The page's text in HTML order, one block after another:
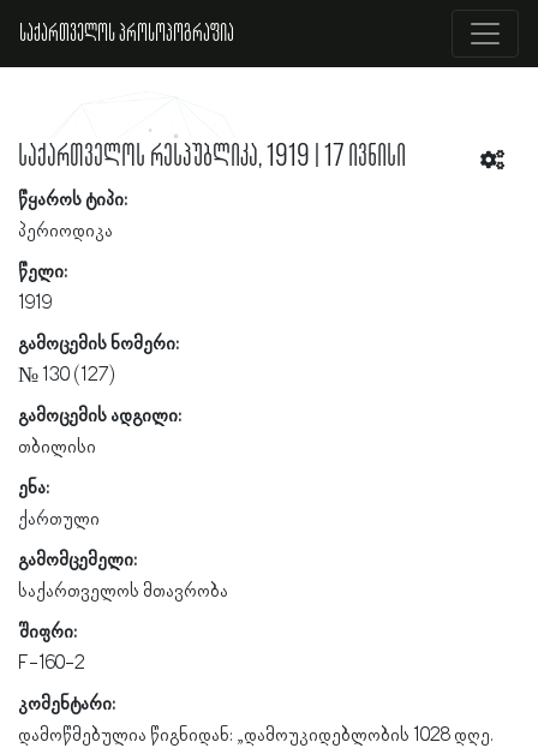
საქართველოს პროსოპოგრაფია
საქართველოს რესპუბლიკა, 1919 | 17 ივნისი
წყაროს ტიპი:
პერიოდიკა
წელი:
1919
გამოცემის ნომერი:
№ 130 (127)
გამოცემის ადგილი:
თბილისი
ენა:
ქართული
გამომცემელი:
საქართველოს მთავრობა
შიფრი:
F-160-2
კომენტარი:
დამოწმებულია წიგნიდან: „დამოუკიდებლობის 1028 დღე.